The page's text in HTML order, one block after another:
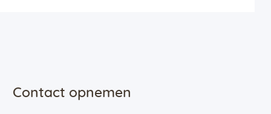
Contact opnemen